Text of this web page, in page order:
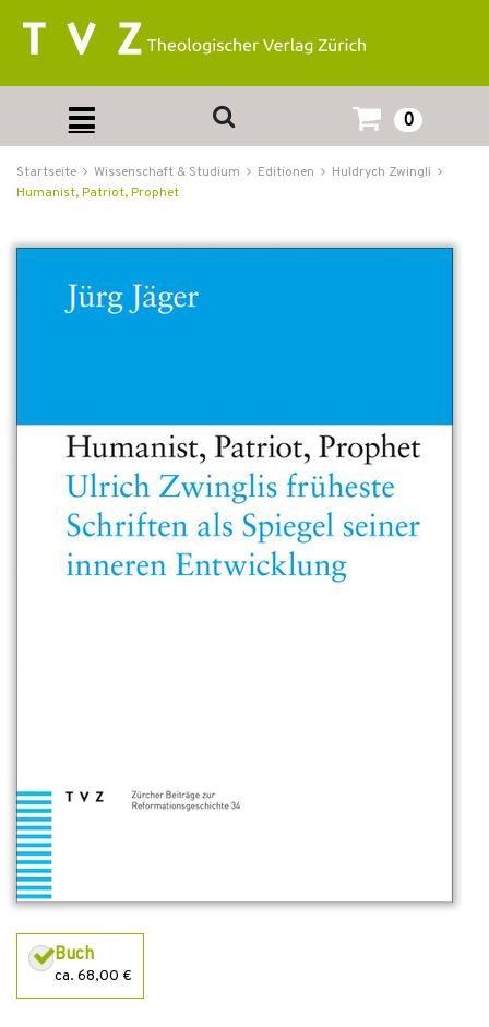
0
Startseite Wissenschaft & Studium Editionen
Huldrych Zwingli
Humanist, Patriot, Prophet
Buch
ca. 68,00 €